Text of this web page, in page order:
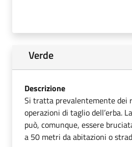
Verde
Descrizione
Si tratta prevalentemente dei
operazioni di taglio dell’erba.
può, comunque, essere
a 50 metri da abitazioni o